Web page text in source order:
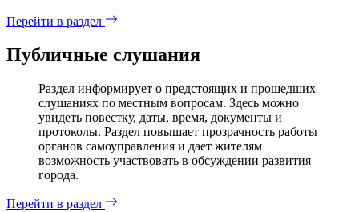
Перейти в раздел
Публичные слушания
Раздел информирует о предстоящих и прошедших
слушаниях по местным вопросам. Здесь можно
увидеть повестку, даты, время, документы и
протоколы. Раздел повышает прозрачность работы
органов самоуправления и дает жителям
возможность участвовать в обсуждении развития
города.
Перейти в раздел